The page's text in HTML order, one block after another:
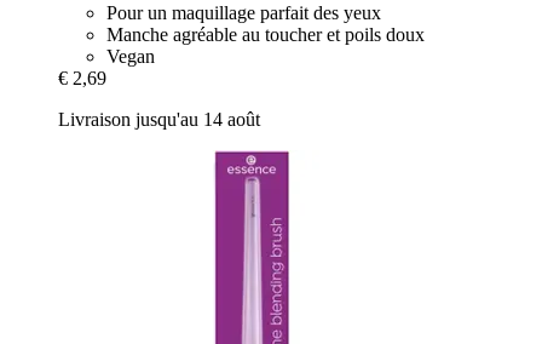
Pour un maquillage parfait des yeux
Manche agréable au toucher et poils doux
Vegan
€ 2,69
Livraison jusqu'au 14 août